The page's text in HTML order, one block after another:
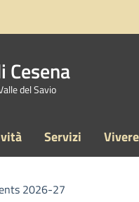
Cesena
del Savio
Servizi
2026-27